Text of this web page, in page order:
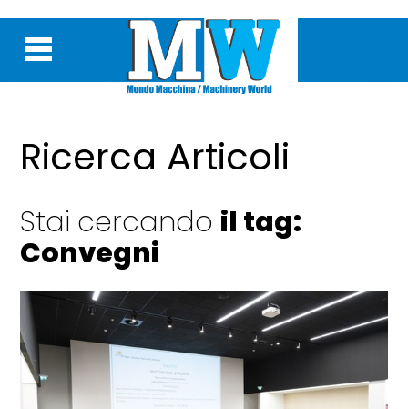
Ricerca Articoli
Stai cercando il tag:
Convegni